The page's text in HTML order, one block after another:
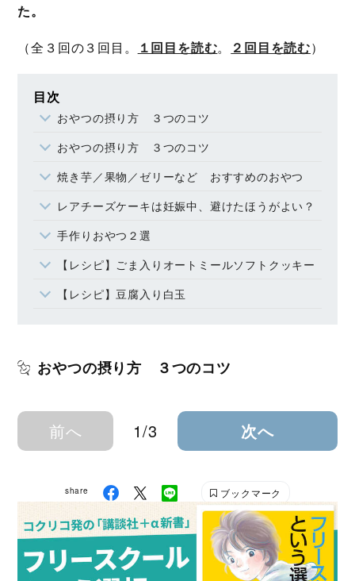
た。
（全３回の３回目。
１回目を読む。 ２回目を読む）
目次
おやつの摂り方 ３つのコツ
おやつの摂り方 ３つのコツ
焼き芋／果物／ゼリーなど おすすめのおやつ
レアチーズケーキは妊娠中、避けたほうがよい？
手作りおやつ２選
【レシピ】ごま入りオートミールソフトクッキー
【レシピ】豆腐入り白玉
おやつの摂り方 ３つのコツ
前へ 1/3 次へ
share ブックマーク